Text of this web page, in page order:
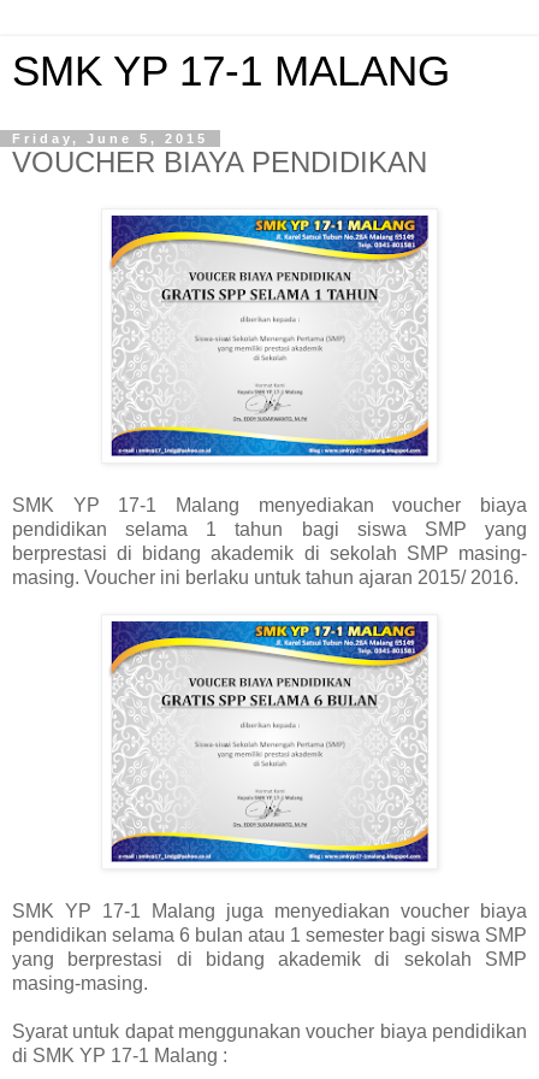
SMK YP 17-1 MALANG
Friday, June 5, 2015
VOUCHER BIAYA PENDIDIKAN
SMK YP 17-1 Malang menyediakan voucher biaya
pendidikan selama 1 tahun bagi siswa SMP yang
berprestasi di bidang akademik di sekolah SMP masing-
masing. Voucher ini berlaku untuk tahun ajaran 2015/ 2016.
SMK YP 17-1 Malang juga menyediakan voucher biaya
pendidikan selama 6 bulan atau 1 semester bagi siswa SMP
yang berprestasi di bidang akademik di sekolah SMP
masing-masing.
Syarat untuk dapat menggunakan voucher biaya pendidikan
di SMK YP 17-1 Malang :